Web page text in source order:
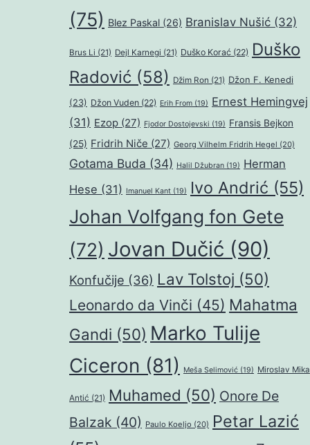
(75) Blez Paskal (26) Branislav Nušić (32)
Brus Li (21) Dejl Karnegi (21) Duško Korać (22) Duško
Radović (58) Džim Ron (21) Džon F. Kenedi
(23) Džon Vuden (22) Erih From (19) Ernest Hemingvej
(31) Ezop (27) Fjodor Dostojevski (19) Fransis Bejkon
(25) Fridrih Niče (27) Georg Vilhelm Fridrih Hegel (20)
Gotama Buda (34) Halil Džubran (19) Herman
Hese (31) Imanuel Kant (19) Ivo Andrić (55)
Johan Volfgang fon Gete
(72) Jovan Dučić (90)
Konfučije (36) Lav Tolstoj (50)
Leonardo da Vinči (45) Mahatma
Gandi (50) Marko Tulije
Ciceron (81) Meša Selimović (19) Miroslav Mika
Antić (21) Muhamed (50) Onore De
Balzak (40) Paulo Koeljo (20) Petar Lazić